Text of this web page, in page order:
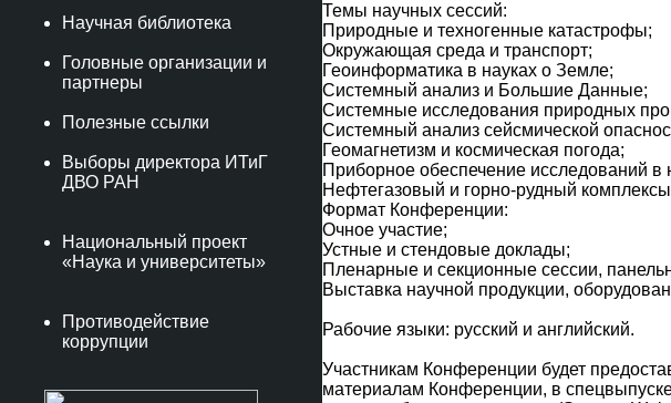
Научная библиотека
Головные организации и
партнеры
Полезные ссылки
Выборы директора ИТиГ
ДВО РАН
Национальный проект
«Наука и университеты»
Противодействие
коррупции
Темы научных сессий:
Природные и техногенные катастрофы;
Окружающая среда и транспорт;
Геоинформатика в науках о Земле;
Системный анализ и Большие Данные;
Системные исследования природных
Системный анализ сейсмической
Геомагнетизм и космическая погода;
Приборное обеспечение исследований в
Нефтегазовый и горно-рудный
Формат Конференции:
Очное участие;
Устные и стендовые доклады;
Пленарные и секционные сессии,
Выставка научной продукции,
Рабочие языки: русский и английский.
Участникам Конференции будет
материалам Конференции, в